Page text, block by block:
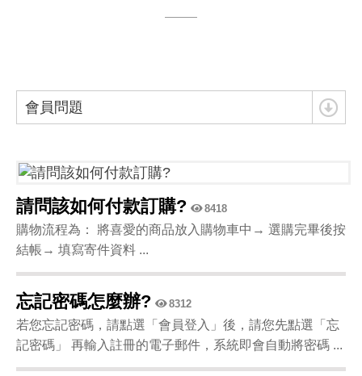
會員問題
請問該如何付款訂購? 8418
購物流程為： 將喜愛的商品放入購物車中→ 選購完畢後按
結帳→ 填寫寄件資料 ...
忘記密碼怎麼辦? 8312
若您忘記密碼，請點選「會員登入」後，請您先點選「忘
記密碼」 再輸入註冊的電子郵件，系統即會自動將密碼 ...